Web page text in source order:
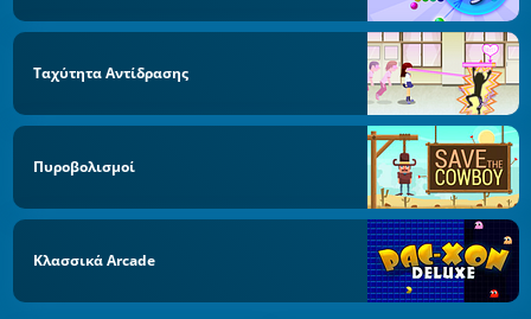
Ταχύτητα Αντίδρασης
Πυροβολισμοί
Κλασσικά Arcade